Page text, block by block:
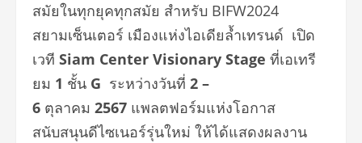
สมัยในทุกยุคทุกสมัย สำหรับ BIFW2024
สยามเซ็นเตอร์ เมืองแห่งไอเดียล้ำเทรนด์ เปิด
เวที Siam Center Visionary Stage ที่เอเทรี
ยม 1 ชั้น G ระหว่างวันที่ 2 –
6 ตุลาคม 2567 แพลตฟอร์มแห่งโอกาส
สนับสนุนดีไซเนอร์รุ่นใหม่ ให้ได้แสดงผลงาน